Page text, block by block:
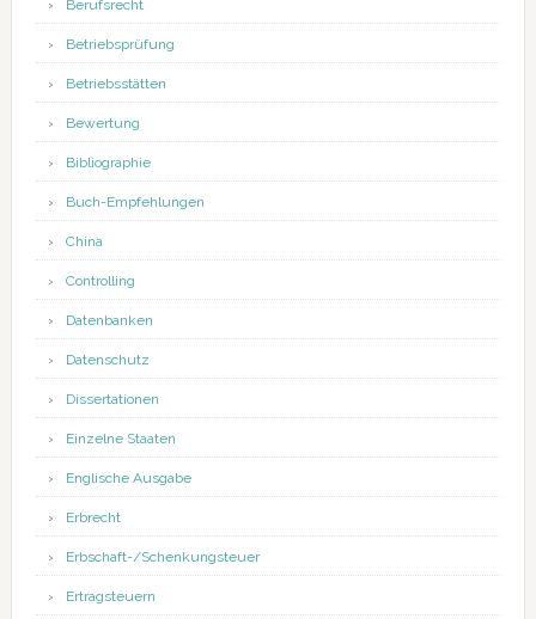
Berufsrecht
Betriebsprüfung
Betriebsstätten
Bewertung
Bibliographie
Buch-Empfehlungen
China
Controlling
Datenbanken
Datenschutz
Dissertationen
Einzelne Staaten
Englische Ausgabe
Erbrecht
Erbschaft-/Schenkungsteuer
Ertragsteuern